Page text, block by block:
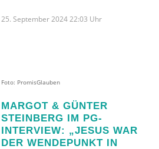
25. September 2024 22:03 Uhr
Foto: PromisGlauben
MARGOT & GÜNTER
STEINBERG IM PG-
INTERVIEW: „JESUS WAR
DER WENDEPUNKT IN